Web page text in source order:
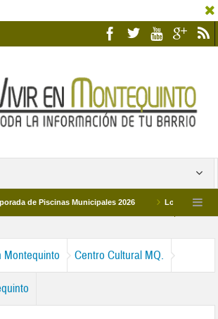
Piscinas Municipales 2026 Los Campus de
Montequinto Centro Cultural MQ.